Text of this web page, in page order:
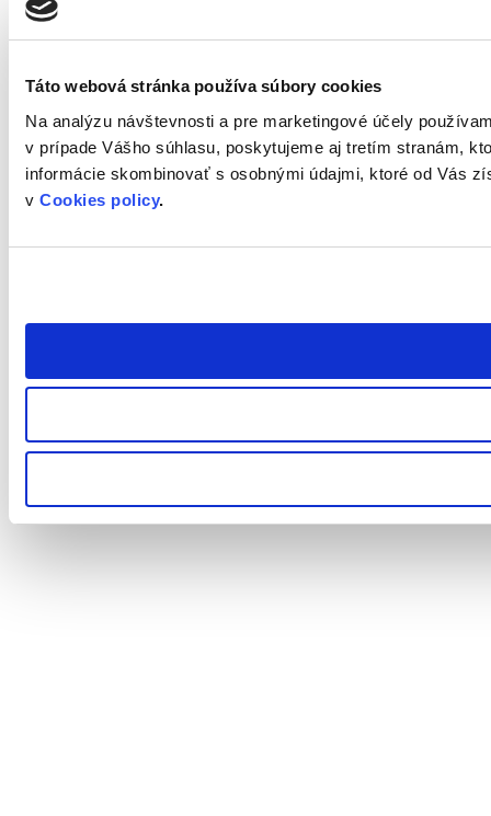
Táto webová stránka používa súbory cookies
Na analýzu návštevnosti a pre marketingové účely
v prípade Vášho súhlasu, poskytujeme aj tretím stranám,
informácie skombinovať s osobnými údajmi, ktoré od Vás
v Cookies policy.